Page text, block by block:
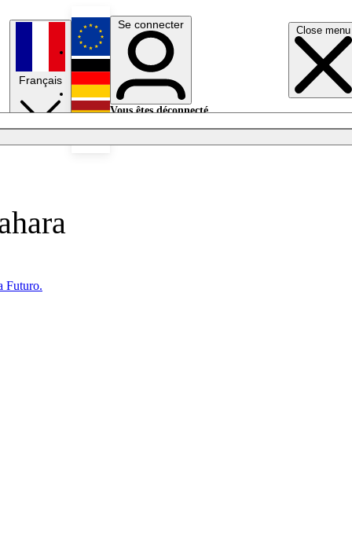
Close menu
Français
English
Deutsch
Se connecter
Vous êtes déconnecté.
Futuro.